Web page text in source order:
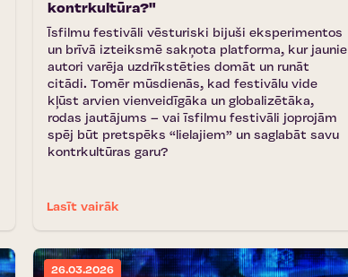
kontrkultūra?"
Īsfilmu festivāli vēsturiski bijuši eksperimentos
un brīvā izteiksmē sakņota platforma, kur jaunie
autori varēja uzdrīkstēties domāt un runāt
citādi. Tomēr mūsdienās, kad festivālu vide
kļūst arvien vienveidīgāka un globalizētāka,
rodas jautājums – vai īsfilmu festivāli joprojām
spēj būt pretspēks “lielajiem” un saglabāt savu
kontrkultūras garu?
Lasīt vairāk
26.03.2026